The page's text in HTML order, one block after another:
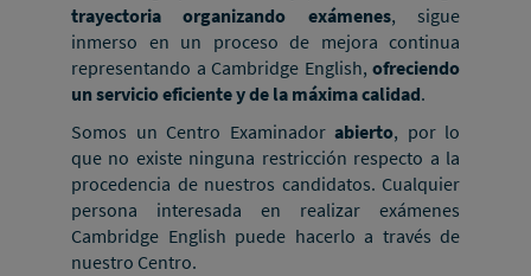
trayectoria organizando exámenes, sigue
inmerso en un proceso de mejora continua
representando a Cambridge English, ofreciendo
un servicio eficiente y de la máxima calidad.
Somos un Centro Examinador abierto, por lo
que no existe ninguna restricción respecto a la
procedencia de nuestros candidatos. Cualquier
persona interesada en realizar exámenes
Cambridge English puede hacerlo a través de
nuestro Centro.